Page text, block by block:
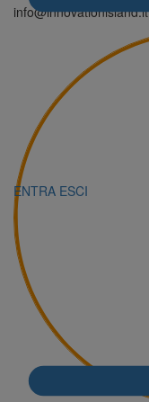
ENTRA ESCI
info@innovationisland.it